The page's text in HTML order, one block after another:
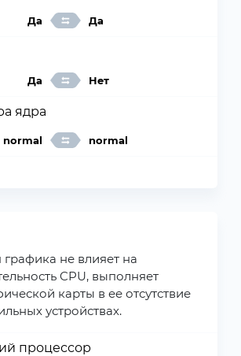
Да Да
Да Нет
ядра
normal normal
графика не влияет на
CPU, выполняет
карты в ее отсутствие
устройствах.
процессор